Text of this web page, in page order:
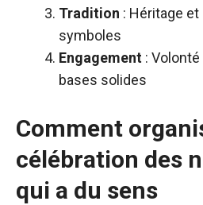
Tradition : Héritage
symboles
Engagement :
bases solides
Comment
célébration des
qui a du sens